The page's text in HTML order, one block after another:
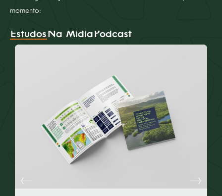
momento:
EstudosNa MídiaPodcast